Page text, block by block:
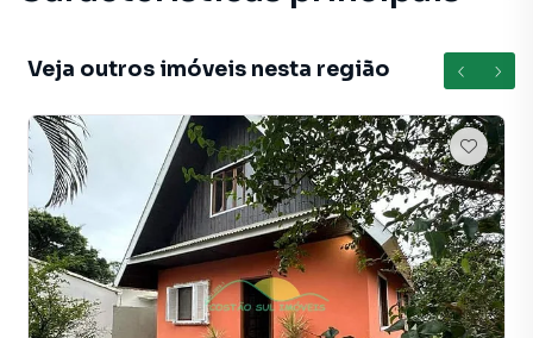
Churrasqueira
Lareira
Veja outros imóveis nesta região